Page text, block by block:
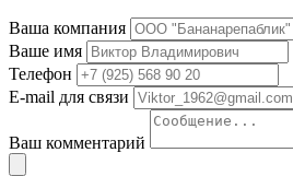
Ваша компания
Ваше имя
Телефон
E-mail для связи
Ваш комментарий